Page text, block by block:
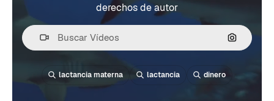
derechos de autor
Buscar
lactancia materna lactancia dinero